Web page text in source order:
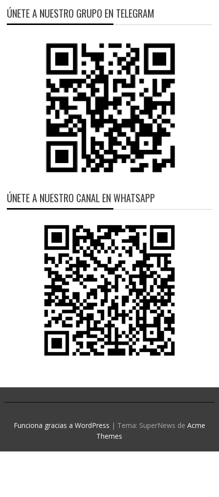
ÚNETE A NUESTRO GRUPO EN TELEGRAM
ÚNETE A NUESTRO CANAL EN WHATSAPP
Funciona gracias a WordPress | Tema: SuperNews de Acme
Themes